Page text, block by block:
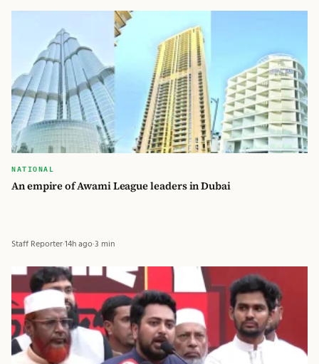
NATIONAL
An empire of Awami League leaders in Dubai
Staff Reporter·14h ago·3 min